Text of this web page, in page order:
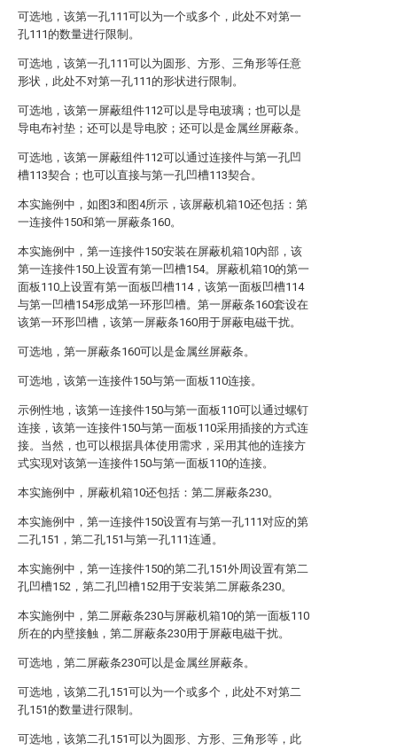
可选地，该第一孔111可以为一个或多个，此处不对第一
孔111的数量进行限制。
可选地，该第一孔111可以为圆形、方形、三角形等任意
形状，此处不对第一孔111的形状进行限制。
可选地，该第一屏蔽组件112可以是导电玻璃；也可以是
导电布衬垫；还可以是导电胶；还可以是金属丝屏蔽条。
可选地，该第一屏蔽组件112可以通过连接件与第一孔凹
槽113契合；也可以直接与第一孔凹槽113契合。
本实施例中，如图3和图4所示，该屏蔽机箱10还包括：第
一连接件150和第一屏蔽条160。
本实施例中，第一连接件150安装在屏蔽机箱10内部，该
第一连接件150上设置有第一凹槽154。屏蔽机箱10的第一
面板110上设置有第一面板凹槽114，该第一面板凹槽114
与第一凹槽154形成第一环形凹槽。第一屏蔽条160套设在
该第一环形凹槽，该第一屏蔽条160用于屏蔽电磁干扰。
可选地，第一屏蔽条160可以是金属丝屏蔽条。
可选地，该第一连接件150与第一面板110连接。
示例性地，该第一连接件150与第一面板110可以通过螺钉
连接，该第一连接件150与第一面板110采用插接的方式连
接。当然，也可以根据具体使用需求，采用其他的连接方
式实现对该第一连接件150与第一面板110的连接。
本实施例中，屏蔽机箱10还包括：第二屏蔽条230。
本实施例中，第一连接件150设置有与第一孔111对应的第
二孔151，第二孔151与第一孔111连通。
本实施例中，第一连接件150的第二孔151外周设置有第二
孔凹槽152，第二孔凹槽152用于安装第二屏蔽条230。
本实施例中，第二屏蔽条230与屏蔽机箱10的第一面板110
所在的内壁接触，第二屏蔽条230用于屏蔽电磁干扰。
可选地，第二屏蔽条230可以是金属丝屏蔽条。
可选地，该第二孔151可以为一个或多个，此处不对第二
孔151的数量进行限制。
可选地，该第二孔151可以为圆形、方形、三角形等，此